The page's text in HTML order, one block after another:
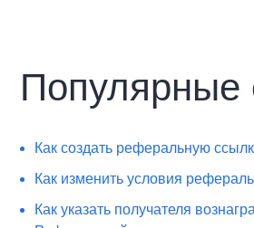
Популярные
Как создать реферальную
Как изменить условия
Как указать получателя